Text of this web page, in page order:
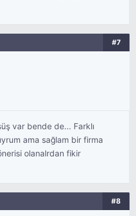
#7
var bende de... Farklı
ama sağlam bir firma
olanalrdan fikir
#8